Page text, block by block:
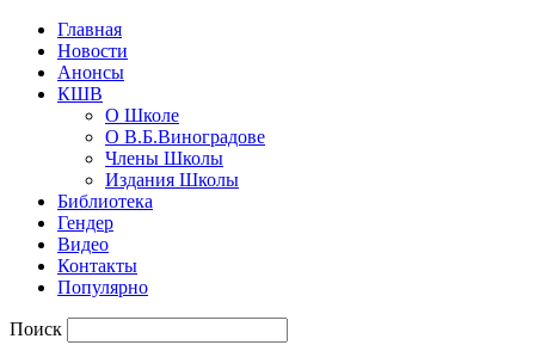
Главная
Новости
Анонсы
КШВ
О Школе
О В.Б.Виноградове
Члены Школы
Издания Школы
Библиотека
Гендер
Видео
Контакты
Популярно
Поиск